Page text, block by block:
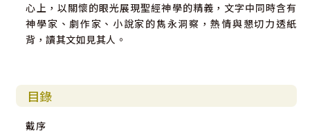
心上，以關懷的眼光展現聖經神學的精義，文字中同時含有
神學家、劇作家、小說家的雋永洞察，熱情與懇切力透紙
背，讀其文如見其人。
目錄
戴序